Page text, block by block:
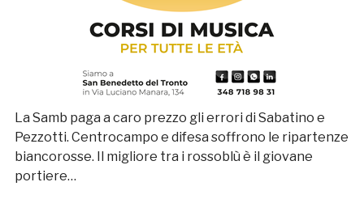
La Samb paga a caro prezzo gli errori di Sabatino e
Pezzotti. Centrocampo e difesa soffrono le ripartenze
biancorosse. Il migliore tra i rossoblù è il giovane
portiere…